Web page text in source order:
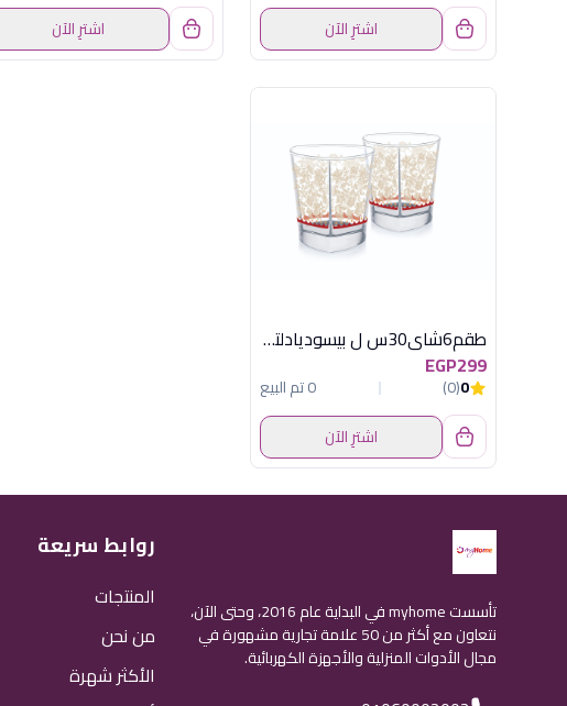
اشترِ الآن
اشترِ الآن
طقم6شاى30س ل بيسوديادلتالومينارك اماراتى
EGP299
0
(0)
0 تم البيع
اشترِ الآن
تأسست myhome في البداية عام 2016، وحتى الآن،
نتعاون مع أكثر من 50 علامة تجارية مشهورة في
مجال الأدوات المنزلية والأجهزة الكهربائية.
روابط سريعة
المنتجات
من نحن
الأكثر شهرة